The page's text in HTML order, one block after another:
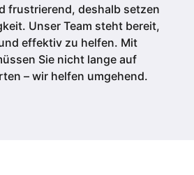
frustrierend, deshalb setzen
Unser Team steht bereit,
effektiv zu helfen. Mit
Sie nicht lange auf
– wir helfen umgehend.